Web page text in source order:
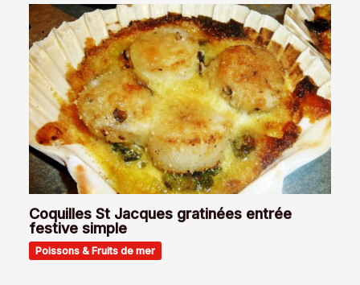
Coquilles St Jacques gratinées entrée
festive simple
Poissons & Fruits de mer